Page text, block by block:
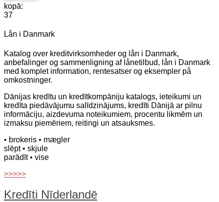
kopā:
37
Lån i Danmark
Katalog over kreditvirksomheder og lån i Danmark,
anbefalinger og sammenligning af lånetilbud, lån i Danmark
med komplet information, rentesatser og eksempler på
omkostninger.
Dānijas kredītu un kredītkompāniju katalogs, ieteikumi un
kredīta piedāvājumu salīdzinājums, kredīti Dānijā ar pilnu
informāciju, aizdevuma noteikumiem, procentu likmēm un
izmaksu piemēriem, reitingi un atsauksmes.
• brokeris • mægler
slēpt• skjule
parādīt• vise
>>>>>
Kredīti Nīderlandē